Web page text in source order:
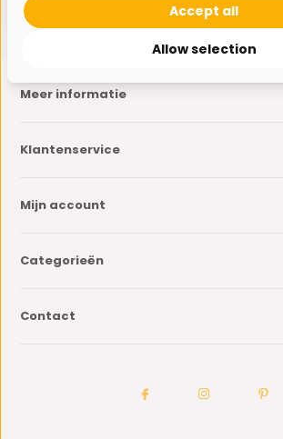
* Lees hier de wettelijke beperkingen
Meer informatie
Klantenservice
Mijn account
Categorieën
Contact
Allow selection
Accept all